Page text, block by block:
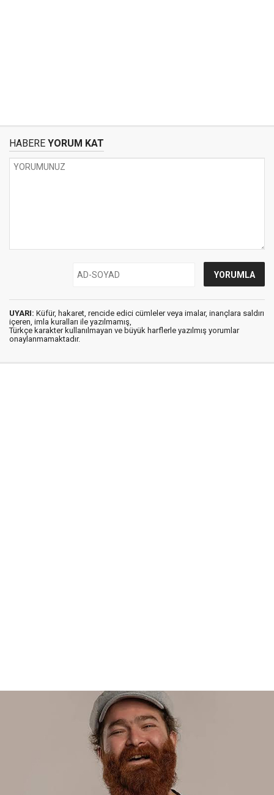
HABERE YORUM KAT
UYARI: Küfür, hakaret, rencide edici cümleler veya imalar, inançlara saldırı
içeren, imla kuralları ile yazılmamış,
Türkçe karakter kullanılmayan ve büyük harflerle yazılmış yorumlar
onaylanmamaktadır.